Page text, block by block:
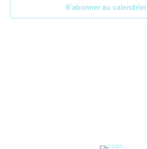
S’abonner au calendrier